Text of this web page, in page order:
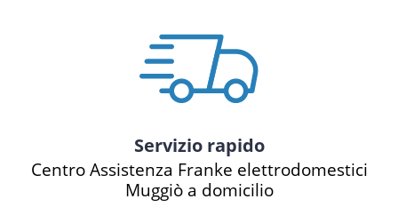
Servizio rapido
Centro Assistenza Franke elettrodomestici
Muggiò a domicilio